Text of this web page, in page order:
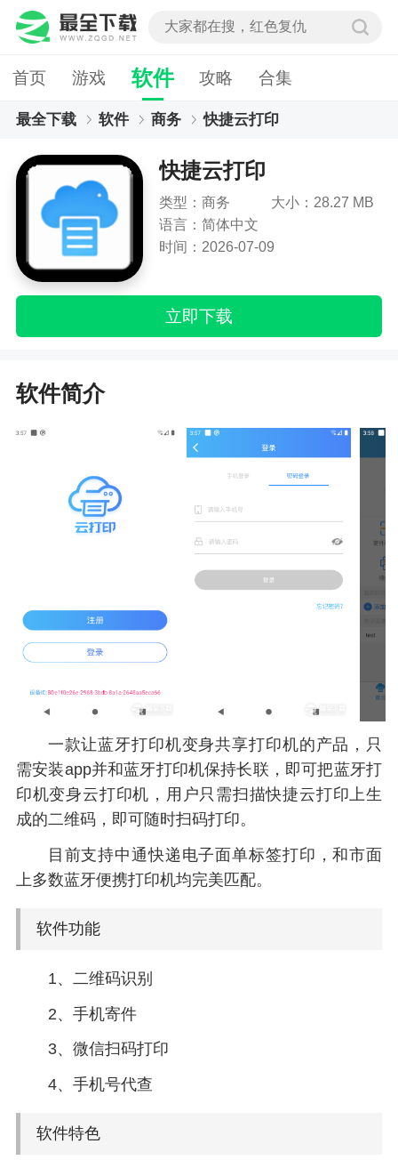
首页 游戏 软件 攻略 合集
最全下载 软件 商务 快捷云打印
快捷云打印
类型：商务
大小：28.27 MB
语言：简体中文
时间：2026-07-09
立即下载
软件简介
一款让蓝牙打印机变身共享打印机的产品，只
需安装app并和蓝牙打印机保持长联，即可把蓝牙打
印机变身云打印机，用户只需扫描快捷云打印上生
成的二维码，即可随时扫码打印。
目前支持中通快递电子面单标签打印，和市面
上多数蓝牙便携打印机均完美匹配。
软件功能
1、二维码识别
2、手机寄件
3、微信扫码打印
4、手机号代查
软件特色